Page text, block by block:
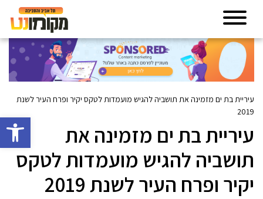
פתח
עיריית בת ים מזמינה את תושביה להגיש מועמדות לטקס יקיר ופרח העיר לשנת
2019
עיריית בת ים מזמינה את
תושביה להגיש מועמדות לטקס
יקיר ופרח העיר לשנת 2019